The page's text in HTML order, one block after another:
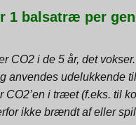
1 balsatræ per
CO2 i de 5 år, det
anvendes udelukkende
CO2’en i træet (f.eks. til
ikke brændt af eller